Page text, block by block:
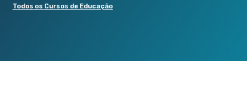
Todos os Cursos de Educação